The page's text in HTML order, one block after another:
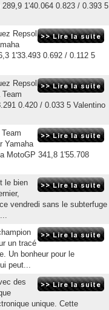
1'40.064 0.823 / 0.393 5
Repsol
1'33.493 0.692 / 0.112 5
Repsol
0.420 / 0.033 5 Valentino
Yamaha
MotoGP 341,8 1'55.708
le bien
vendredi sans le subterfuge
un tracé
Un bonheur pour le
peut...
des
unique. Cette